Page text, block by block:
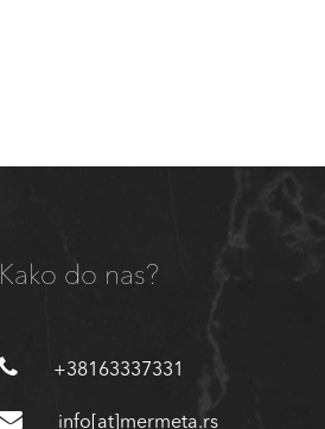
Kako do nas?
+38163337331
info[at]mermeta.rs